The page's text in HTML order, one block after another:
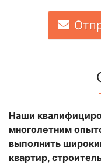
Наши
многолетним
выполнить
квартир,